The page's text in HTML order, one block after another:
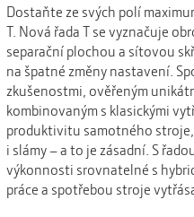
Dostaňte ze svých polí
T. Nová řada T se vyznačuje
separační plochou a sítovou
na špatné změny nastavení.
zkušenostmi, ověřeným
kombinovaným s klasickými
produktivitu samotného
i slámy – a to je zásadní. S
výkonnosti srovnatelné s
práce a spotřebou stroje